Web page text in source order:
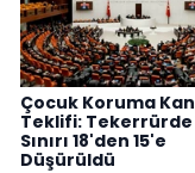
Çocuk Koruma
Teklifi: Tekerrürde
Sınırı 18'den 15'e
Düşürüldü